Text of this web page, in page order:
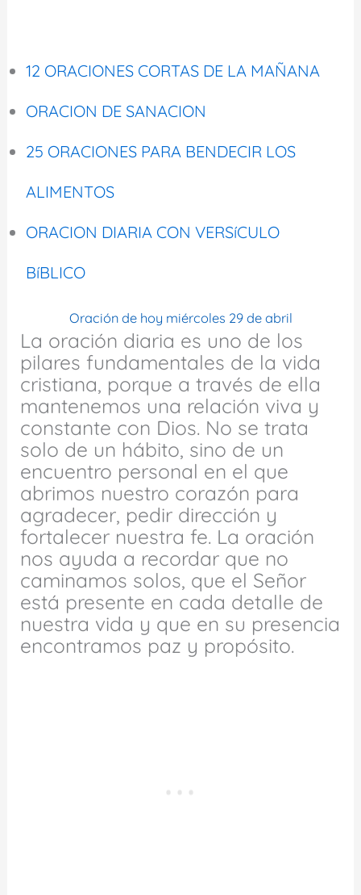
12 ORACIONES CORTAS DE LA MAÑANA
ORACION DE SANACION
25 ORACIONES PARA BENDECIR LOS
ALIMENTOS
ORACION DIARIA CON VERSíCULO
BíBLICO
Oración de hoy miércoles 29 de abril
La oración diaria es uno de los
pilares fundamentales de la vida
cristiana, porque a través de ella
mantenemos una relación viva y
constante con Dios. No se trata
solo de un hábito, sino de un
encuentro personal en el que
abrimos nuestro corazón para
agradecer, pedir dirección y
fortalecer nuestra fe. La oración
nos ayuda a recordar que no
caminamos solos, que el Señor
está presente en cada detalle de
nuestra vida y que en su presencia
encontramos paz y propósito.